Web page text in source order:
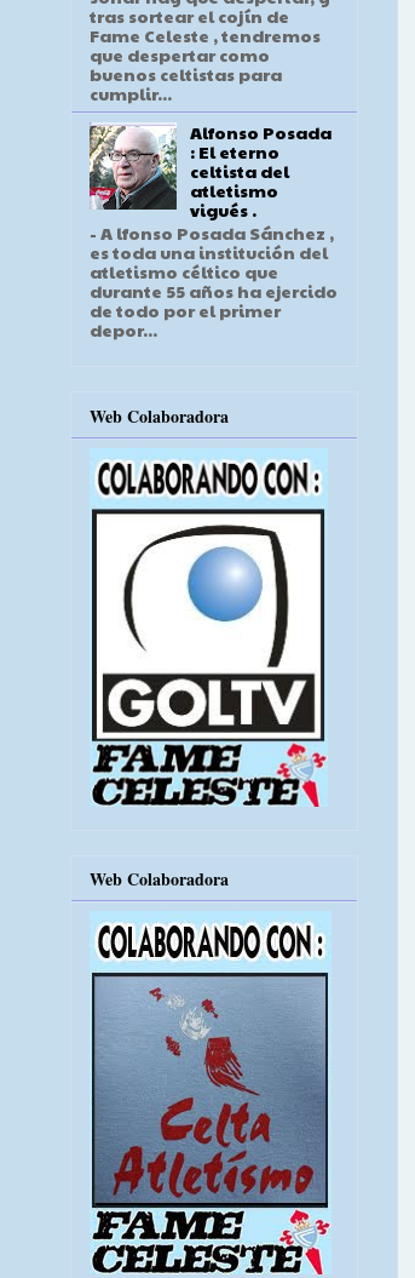
tras sortear el cojín de
Fame Celeste , tendremos
que despertar como
buenos celtistas para
cumplir...
Alfonso Posada
: El eterno
celtista del
atletismo
vigués .
- A lfonso Posada Sánchez ,
es toda una institución del
atletismo céltico que
durante 55 años ha ejercido
de todo por el primer
depor...
Web Colaboradora
Web Colaboradora